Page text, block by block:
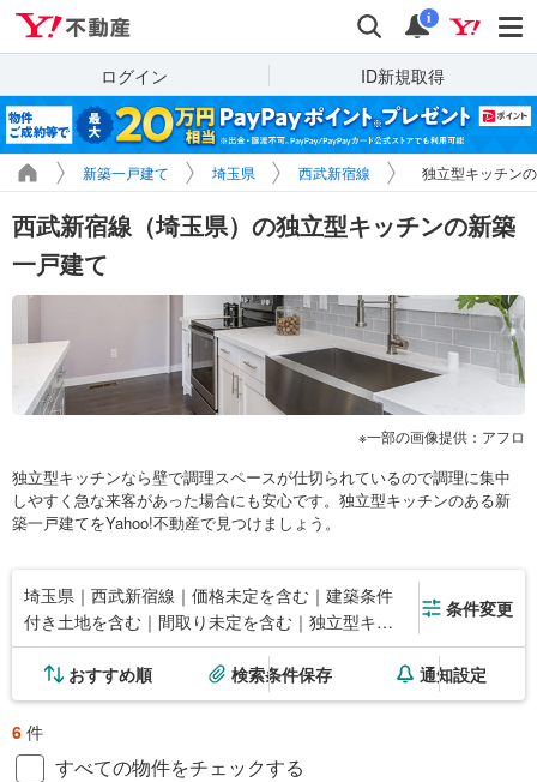
検索 通知
i
ログイン ID新規取得
新築一戸建て 埼玉県 西武新宿線 独立型キッチン
西武新宿線（埼玉県）の独立型キッチンの新築
一戸建て
一部の画像提供：アフロ
独立型キッチンなら壁で調理スペースが仕切られているので調理に集中
しやすく急な来客があった場合にも安心です。独立型キッチンのある新
築一戸建てをYahoo!不動産で見つけましょう。
埼玉県｜西武新宿線｜価格未定を含む｜建築条件
付き土地を含む｜間取り未定を含む｜独立型キッ
チン
条件変更
おすすめ順 検索条件保存 通知設定
6 件
すべての物件をチェックする